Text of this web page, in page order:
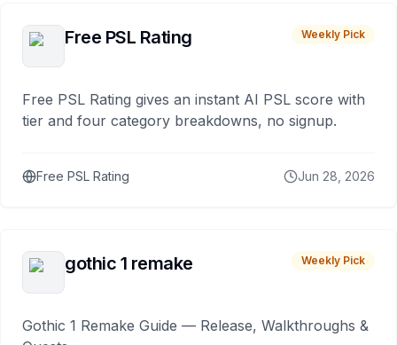
Free PSL Rating Weekly Pick
Free PSL Rating gives an instant AI PSL score with
tier and four category breakdowns, no signup.
Free PSL Rating Jun 28, 2026
gothic 1 remake Weekly Pick
Gothic 1 Remake Guide — Release, Walkthroughs &